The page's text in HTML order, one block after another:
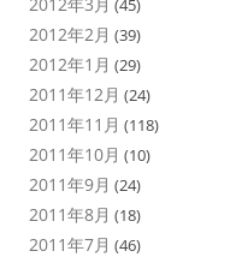
(45)
2012年2月 (39)
2012年1月 (29)
2011年12月 (24)
2011年11月 (118)
2011年10月 (10)
2011年9月 (24)
2011年8月 (18)
2011年7月 (46)